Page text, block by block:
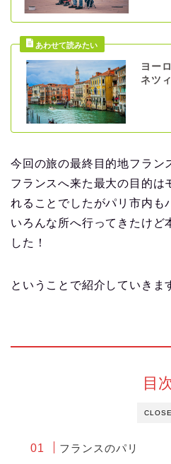
ヨー
ネツ
今回の旅の最終目的地フラン
フランスへ来た最大の目的は
れることでしたがパリ市内も
いろんな所へ行ってきたけど
した！
ということで紹介していきま
CLOSE
目
フランスのパリ